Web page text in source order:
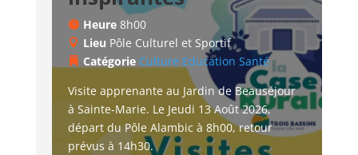
Heure 8h00
Lieu Pôle Culturel et Sportif
Catégorie Culture Education Santé
Visite apprenante au Jardin de Beauséjour
à Sainte-Marie. Le Jeudi 13 Août 2026,
départ du Pôle Alambic à 8h00, retour
prévus à 14h30.